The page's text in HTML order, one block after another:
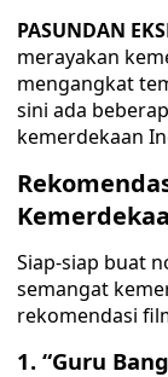
PASUNDAN
merayakan
mengangkat
sini ada
kemerdekaan
Siap-siap buat
semangat
rekomendasi
1. “Guru